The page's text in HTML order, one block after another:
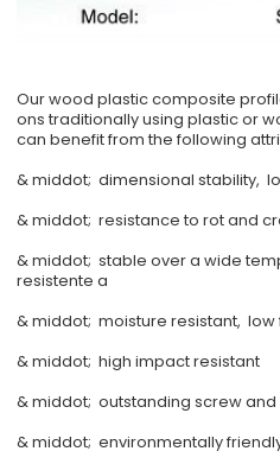
Our wood plastic composite
ons traditionally using plastic or
can benefit from the following
& middot; dimensional stability,
& middot; resistance to rot and
& middot; stable over a wide
resistente a
& middot; moisture resistant,
& middot; high impact resistant
& middot; outstanding screw and
& middot; environmentally